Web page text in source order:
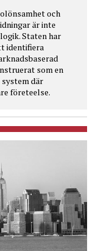
olönsamhet och
är inte
Staten har
identifiera
som en
där
företeelse.